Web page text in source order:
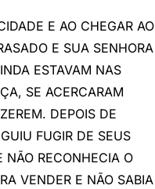
E AO CHEGAR AO
E SUA SENHORA
ESTAVAM NAS
SE ACERCARAM
DEPOIS DE
FUGIR DE SEUS
NÃO RECONHECIA O
VENDER E NÃO SABIA